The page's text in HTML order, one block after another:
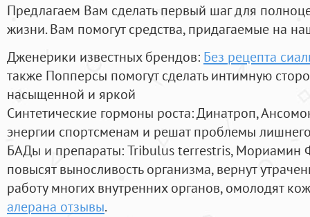
Предлагаем Вам сделать первый шаг для
жизни. Вам помогут средства, придагаемые на
Дженерики известных брендов: Без рецепта
также Попперсы помогут сделать интимную
насыщенной и яркой
Синтетические гормоны роста: Динатроп,
энергии спортсменам и решат проблемы
БАДы и препараты:Tribulus terrestris, Мориамин
повысят выносливость организма, вернут
работу многих внутренних органов, омолодят
алерана отзывы.